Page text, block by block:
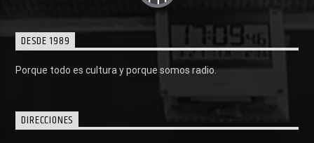
DESDE 1989
Porque todo es cultura y porque somos radio.
DIRECCIONES